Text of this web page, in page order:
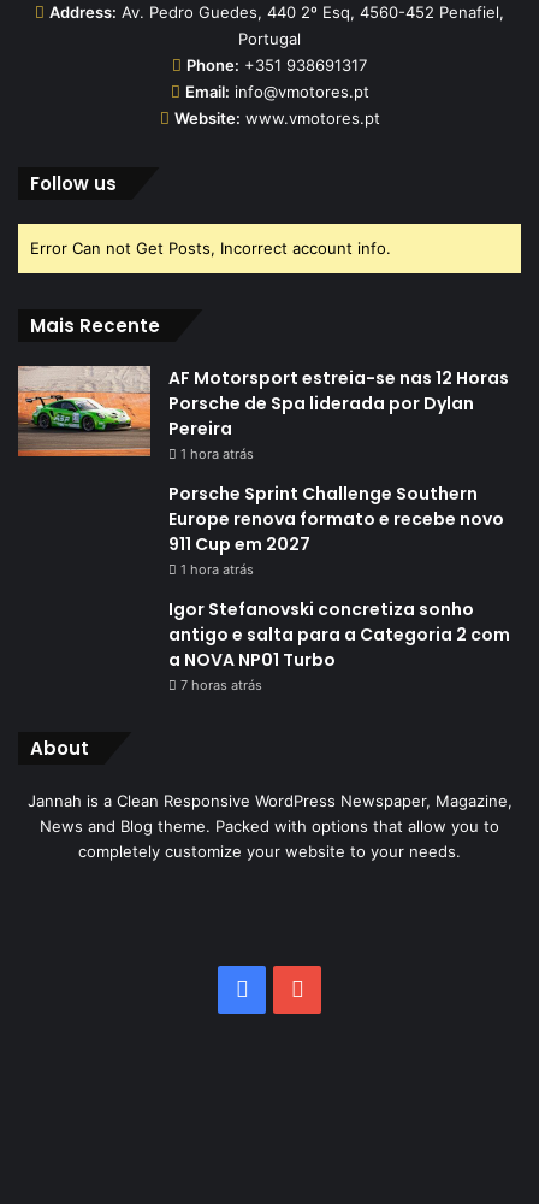
Address: Av. Pedro Guedes, 440 2º Esq, 4560-452 Penafiel,
Portugal
Phone: +351 938691317
Email: info@vmotores.pt
Website: www.vmotores.pt
Follow us
Error Can not Get Posts, Incorrect account info.
Mais Recente
AF Motorsport estreia-se nas 12 Horas
Porsche de Spa liderada por Dylan
Pereira
1 hora atrás
Porsche Sprint Challenge Southern
Europe renova formato e recebe novo
911 Cup em 2027
1 hora atrás
Igor Stefanovski concretiza sonho
antigo e salta para a Categoria 2 com
a NOVA NP01 Turbo
7 horas atrás
About
Jannah is a Clean Responsive WordPress Newspaper, Magazine,
News and Blog theme. Packed with options that allow you to
completely customize your website to your needs.
Facebook